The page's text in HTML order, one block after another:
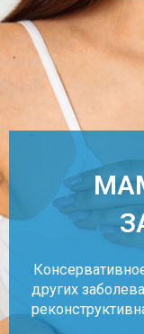
других